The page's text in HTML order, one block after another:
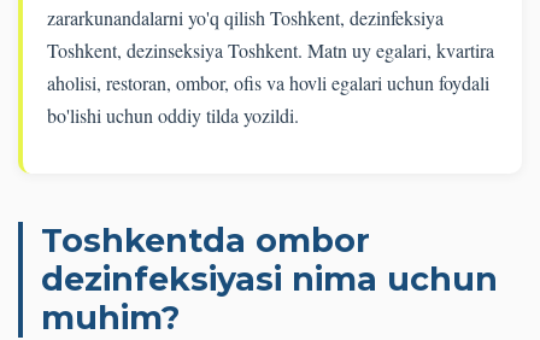
zararkunandalarni yo'q qilish Toshkent, dezinfeksiya
Toshkent, dezinseksiya Toshkent. Matn uy egalari, kvartira
aholisi, restoran, ombor, ofis va hovli egalari uchun foydali
bo'lishi uchun oddiy tilda yozildi.
Toshkentda ombor
dezinfeksiyasi nima uchun
muhim?